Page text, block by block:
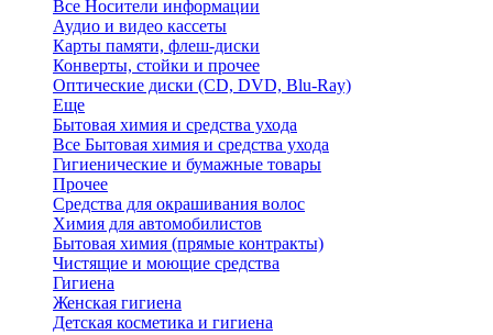
Все Носители информации
Аудио и видео кассеты
Карты памяти, флеш-диски
Конверты, стойки и прочее
Оптические диски (CD, DVD, Blu-Ray)
Еще
Бытовая химия и средства ухода
Все Бытовая химия и средства ухода
Гигиенические и бумажные товары
Прочее
Средства для окрашивания волос
Химия для автомобилистов
Бытовая химия (прямые контракты)
Чистящие и моющие средства
Гигиена
Женская гигиена
Детская косметика и гигиена